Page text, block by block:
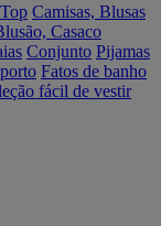
Camisas, Blusas
Casaco
Conjunto Pijamas
Fatos de banho
fácil de vestir